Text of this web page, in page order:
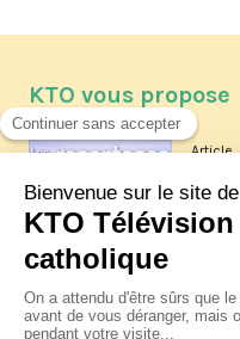
KTO vous propose
Article
Les
La
XIV
jeudi